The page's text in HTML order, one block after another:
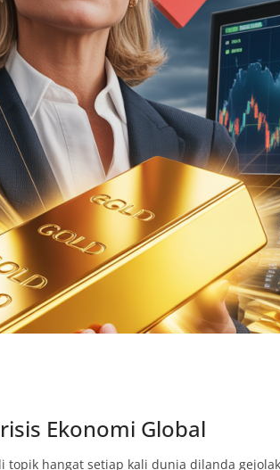
Ekonomi Global
topik hangat setiap kali dunia dilanda